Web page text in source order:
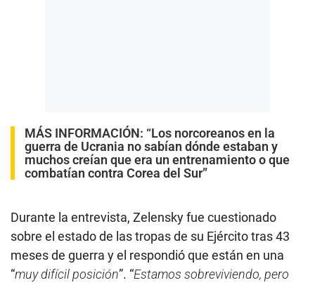
MÁS INFORMACIÓN: “Los norcoreanos en la
guerra de Ucrania no sabían dónde estaban y
muchos creían que era un entrenamiento o que
combatían contra Corea del Sur”
Durante la entrevista, Zelensky fue cuestionado
sobre el estado de las tropas de su Ejército tras 43
meses de guerra y el respondió que están en una
“muy difícil posición”. “Estamos sobreviviendo, pero